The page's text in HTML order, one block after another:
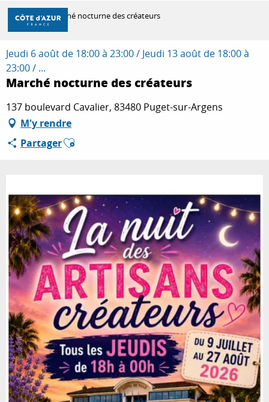
Aller
contenu
principal
DÉCOUVRIR
À FAIRE
SÉJOURNER
Accueil Marché nocturne des créateurs
Jeudi 6 août de 18:00 à 23:00 / Jeudi 13 août de 18:00 à
23:00 / ...
Marché nocturne des créateurs
137 boulevard Cavalier, 83480 Puget-sur-Argens
M'y rendre
PartagerAjouter aux favoris